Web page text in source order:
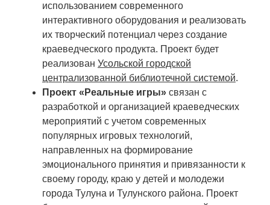
использованием современного
интерактивного оборудования и реализовать
их творческий потенциал через создание
краеведческого продукта. Проект будет
реализован Усольской городской
централизованной библиотечной системой.
Проект «Реальные игры» связан с
разработкой и организацией краеведческих
мероприятий с учетом современных
популярных игровых технологий,
направленных на формирование
эмоционального принятия и привязанности к
своему городу, краю у детей и молодежи
города Тулуна и Тулунского района. Проект